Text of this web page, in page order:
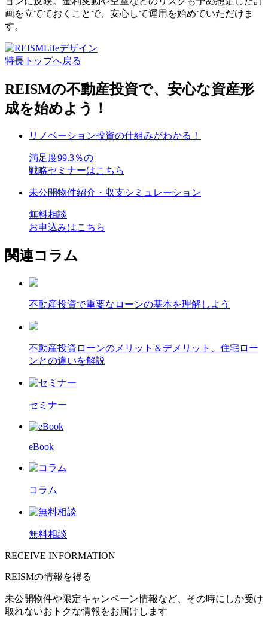
画を立てておくことで、安心して運用を始めていただけま
す。
特長トップへ戻る
REISMの不動産投資で、安心な資産形
成を始めよう！
リノベーション投資の仕組みがわかる！
満足度99.3％の
戦略セミナーはこちら
未公開物件紹介・収支シミュレーション
無料相談
お申込みはこちら
関連コラム
不動産投資で重要なローンの基本を理解しよう
不動産投資ローンのメリット＆デメリット、住宅ロー
ンとの違いを解説
セミナー
eBook
コラム
無料相談
RECEIVE INFORMATION
REISMの情報を得る
未公開物件や限定キャンペーン情報など、その時にしか受け
取れないおトクな情報をお届けします